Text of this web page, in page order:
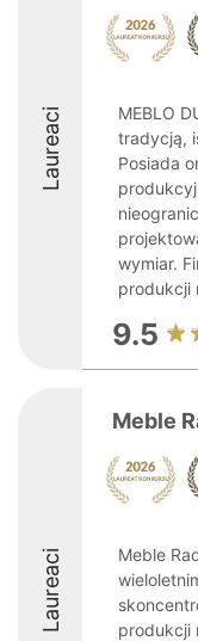
Laureaci
MEBLO
tradycją,
Posiada
wymiar.
produkcji
9.5
Laureaci
Meble
Meble
produkcji